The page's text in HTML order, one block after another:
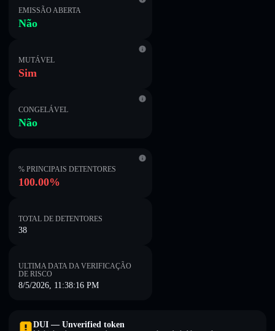
EMISSÃO ABERTA
Não
MUTÁVEL
Sim
CONGELÁVEL
Não
% PRINCIPAIS DETENTORES
100.00%
TOTAL DE DETENTORES
38
ULTIMA DATA DA VERIFICAÇÃO
DE RISCO
8/5/2026, 11:38:16 PM
DUI — Unverified token